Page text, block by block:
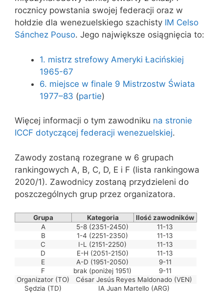
rocznicy powstania swojej federacji oraz w
hołdzie dla wenezuelskiego szachisty IM Celso
Sánchez Pouso. Jego największe osiągnięcia to:
1. mistrz strefowy Ameryki Łacińskiej
1965-67
6. miejsce w finale 9 Mistrzostw Świata
1977–83 (partie)
Więcej informacji o tym zawodniku na stronie
ICCF dotyczącej federacji wenezuelskiej.
Zawody zostaną rozegrane w 6 grupach
rankingowych A, B, C, D, E i F (lista rankingowa
2020/1). Zawodnicy zostaną przydzieleni do
poszczególnych grup przez organizatora.
Grupa Kategoria
Ilość zawodników
A
5-8 (2351-2450)
11-13
B
1-4 (2251-2350)
11-13
C
I-L (2151-2250)
11-13
D
E-H (2051-2150)
11-13
E
A-D (1951-2050)
9-11
F
brak (poniżej 1951)
9-11
Organizator (TO)
César Jesús Reyes Maldonado (VEN)
Sędzia (TD)
IA Juan Martello (ARG)